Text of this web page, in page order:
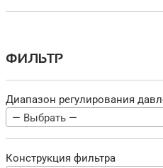
ФИЛЬТР
Диапазон регулирования
— Выбрать —
Конструкция фильтра